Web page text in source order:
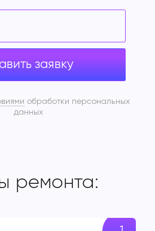
заявку
обработки персональных
данных
ремонта: